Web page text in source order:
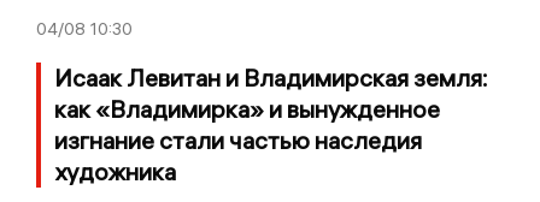
04/08 10:30
Исаак Левитан и Владимирская земля:
как «Владимирка» и вынужденное
изгнание стали частью наследия
художника